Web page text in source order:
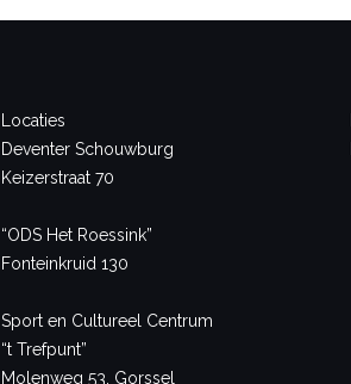
Locaties
Deventer Schouwburg
Keizerstraat 70
“ODS Het Roessink”
Fonteinkruid 130
Sport en Cultureel Centrum
“t Trefpunt”
Molenweg 53, Gorssel